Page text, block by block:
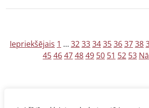
ZIepriekšējais 1 …32333435363738
4546474849 50 51 52 53